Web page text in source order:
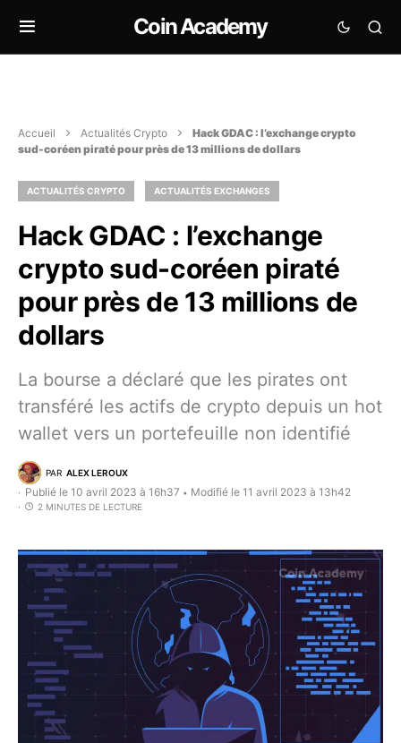
Coin Academy
Accueil Actualités Crypto
Hack GDAC : l’exchange crypto
sud-coréen piraté pour près de 13 millions de dollars
ACTUALITÉS CRYPTO ACTUALITÉS EXCHANGES
Hack GDAC : l’exchange
crypto sud-coréen piraté
pour près de 13 millions de
dollars
La bourse a déclaré que les pirates ont
transféré les actifs de crypto depuis un hot
wallet vers un portefeuille non identifié
PAR ALEX LEROUX
Publié le 10 avril 2023 à 16h37 • Modifié le 11 avril 2023 à 13h42
2 MINUTES DE LECTURE